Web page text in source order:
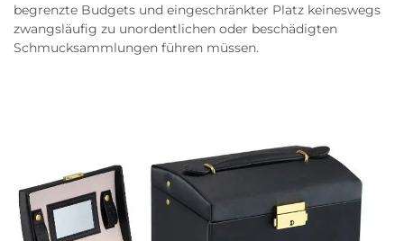
begrenzte Budgets und eingeschränkter Platz keineswegs
zwangsläufig zu unordentlichen oder beschädigten
Schmucksammlungen führen müssen.